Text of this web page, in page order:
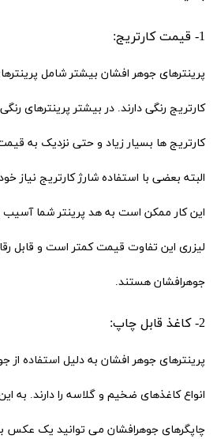
1- قیمت کارتریج:
کارتریج رنگی دارند. در بیشتر پرینترهای
کارتریج ها بسیار زیاد و حتی نزدیک به
البته بعضی با استفاده شارژ کارتریج نیاز
این کار ممکن است به هد پرینتر شما آسیب
لیزری این تفاوت قیمت کمتر است و قابل
جوهرافشان هستند.
2- کاغذ قابل چاپ:
پرینترهای جوهر افشان به دلیل استفاده از
انواع کاغذهای ضخیم و گلاسه را دارند. به
چاپگرهای جوهرافشان می توانید یک عکس